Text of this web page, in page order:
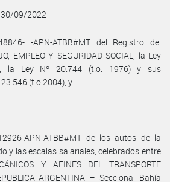
30/09/2022
-APN-ATBB#MT del Registro del
EMPLEO Y SEGURIDAD SOCIAL, la Ley
la Ley Nº 20.744 (t.o. 1976) y sus
(t.o.2004), y
APN-ATBB#MT de los autos de la
y las escalas salariales, celebrados entre
Y AFINES DEL TRANSPORTE
ARGENTINA – Seccional Bahía